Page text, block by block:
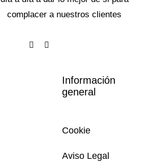
complacer a nuestros clientes
Información
general
Cookie
Aviso Legal